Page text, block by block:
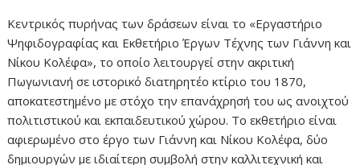
Κεντρικός πυρήνας των δράσεων είναι το «Εργαστήριο
Ψηφιδογραφίας και Εκθετήριο Έργων Τέχνης των Γιάννη και
Νίκου Κολέφα», το οποίο λειτουργεί στην ακριτική
Πωγωνιανή σε ιστορικό διατηρητέο κτίριο του 1870,
αποκατεστημένο με στόχο την επανάχρησή του ως ανοιχτού
πολιτιστικού και εκπαιδευτικού χώρου. Το εκθετήριο είναι
αφιερωμένο στο έργο των Γιάννη και Νίκου Κολέφα, δύο
δημιουργών με ιδιαίτερη συμβολή στην καλλιτεχνική και